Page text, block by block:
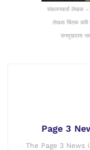
संकलनकर्ता लेखक –
लेखक चिंतक कवि
सनमुखदास
Page 3
The Page 3